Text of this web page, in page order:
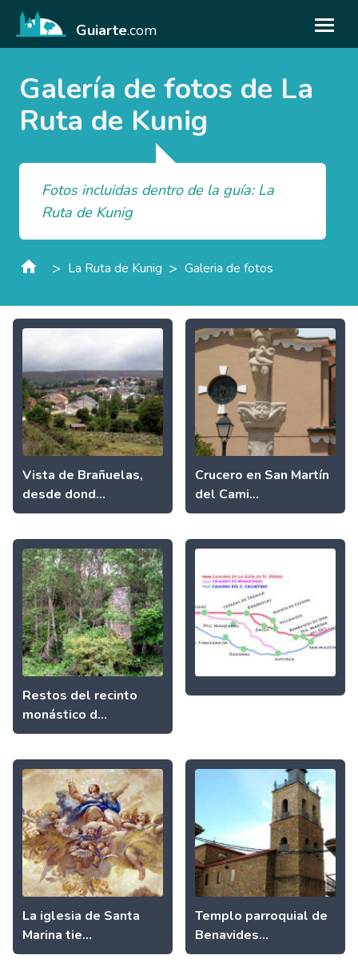
Guiarte.com
Galería de fotos de La
Ruta de Kunig
Fotos incluidas dentro de la guía: La
Ruta de Kunig
> La Ruta de Kunig > Galeria de fotos
Vista de Brañuelas,
desde dond...
Crucero en San Martín
del Cami...
Restos del recinto
monástico d...
La iglesia de Santa
Marina tie...
Templo parroquial de
Benavides...